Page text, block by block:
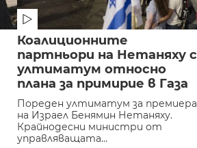
Коалиционните
партньори на Нетаняху с
ултиматум относно
плана за примирие в Газа
Пореден ултиматум за премиера
на Израел Бенямин Нетаняху.
Крайнодесни министри от
управляващата...